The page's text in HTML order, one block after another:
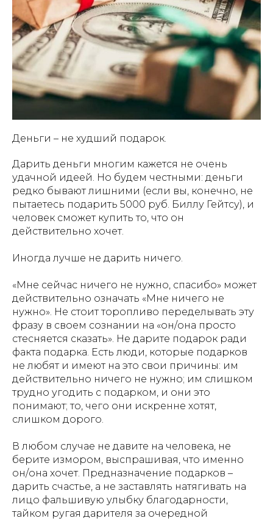
Деньги – не худший подарок.
Дарить деньги многим кажется не очень
удачной идеей. Но будем честными: деньги
редко бывают лишними (если вы, конечно, не
пытаетесь подарить 5000 руб. Биллу Гейтсу), и
человек сможет купить то, что он
действительно хочет.
Иногда лучше не дарить ничего.
«Мне сейчас ничего не нужно, спасибо» может
действительно означать «Мне ничего не
нужно». Не стоит торопливо переделывать эту
фразу в своем сознании на «он/она просто
стесняется сказать». Не дарите подарок ради
факта подарка. Есть люди, которые подарков
не любят и имеют на это свои причины: им
действительно ничего не нужно; им слишком
трудно угодить с подарком, и они это
понимают; то, чего они искренне хотят,
слишком дорого.
В любом случае не давите на человека, не
берите измором, выспрашивая, что именно
он/она хочет. Предназначение подарков –
дарить счастье, а не заставлять натягивать на
лицо фальшивую улыбку благодарности,
тайком ругая дарителя за очередной